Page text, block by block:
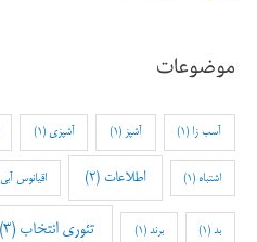
موضوعات
آسب زا (1) آشپز (1) آشپزی (1)
اشتباه (1) اطلاعات (2) اقیانوس آبی
بد(1) برند (1) تئوری انتخاب (3)